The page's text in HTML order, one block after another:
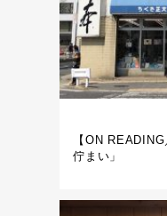
【ON
佇まい」